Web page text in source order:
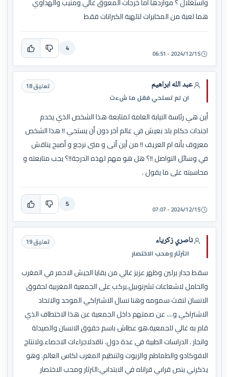
واستغلال ؟ مواردها أما خرجات المعوق غالي ومنيب والهداوي
هما لعبة من المخابرات لتلهية الكبرانات فقط
2024/12/15 - 06:51
4
عبد الله ابراهيم
ان لم تستحي فقل ما شءت
تعليق 18
أين هي رئاسة النيابة العامة لمتابعة هذا الشخص الذي يخدم
اجندات حكام بلد بعيش في عالم آخر دون أن يستحي !! هذا الشخص
معروف بأنه ام العريف !! من أين أتى و متى نرجع و أصبح يناقش
في وسائل التواصل !!؟ هل هو مهم لهذه الدرجة!!؟ يجب متابعته و
محاسبته على ما يقول .
2024/12/15 - 07:07
5
ناصري زكرياء
الثرثار ومحب الاختصار
تعليق 19
سقط جدار برلين وظهر عزيز غالي من بقايا الجيش الاحمر في المغرب
والحامل لاشعاعات تشرنوبيل.يركب على الجمعية المغربية لحقوق
الانسان لنفث سمومه وهنا نسال الاشتراكي الموحد والاتحاد
الاشتراكي و.... عن صمتهم داخل الجمعية عن هذا الاختطاف الذي
قام به غالي للجمعية.هو عطاش باسم حقوق الانسان والصيدلة
وانجاز . الدراسات الطبية في عدة دول. ناقدلاجراءات الاحصاء.ولانتاج
الافوكادو والطماطم والزيوت ولتنظيم المغرب لكاس العالم. وهو
يذكرني بنص قراىي قراناه في الابتداىي:الثرثار ومحب الاختصار